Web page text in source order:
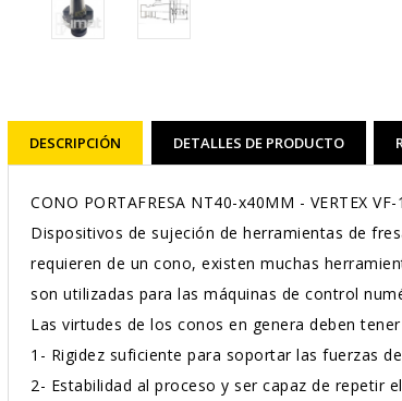
DESCRIPCIÓN DETALLES DE PRODUCTO
CONO PORTAFRESA NT40-x40MM - VERTEX VF-
Dispositivos de sujeción de herramientas de
requieren de un cono, existen muchas
son utilizadas para las máquinas de control
Las virtudes de los conos en genera deben
1- Rigidez suficiente para soportar las fuerzas
2- Estabilidad al proceso y ser capaz de repetir